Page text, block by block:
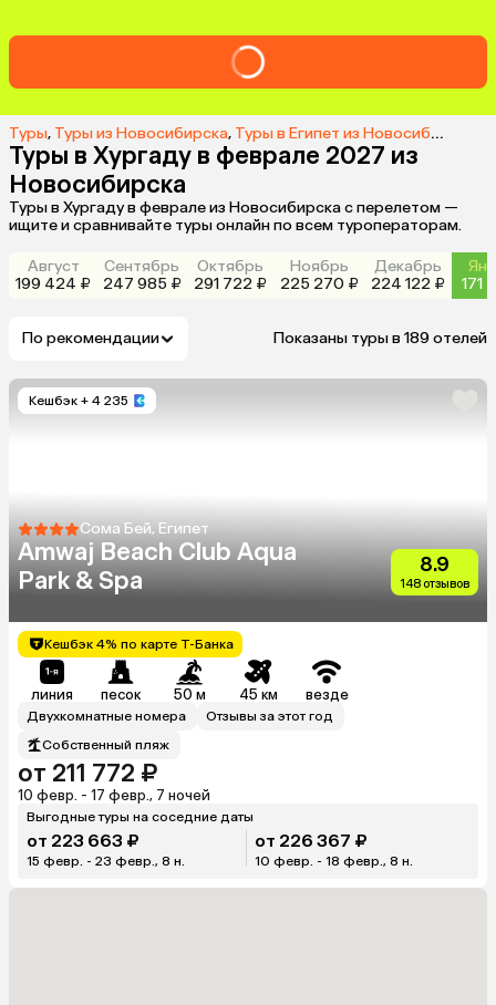
Туры, Туры из Новосибирска, Туры в Египет из Новосибирска
Туры в Хургаду в феврале 2027 из
Новосибирска
Туры в Хургаду в феврале из Новосибирска с перелетом —
ищите и сравнивайте туры онлайн по всем туроператорам.
Август
199 424 ₽
Сентябрь
247 985 ₽
Октябрь
291 722 ₽
Ноябрь
225 270 ₽
Декабрь
224 122 ₽
171
По рекомендации Показаны туры в 189 отелей
Кешбэк + 4 235
Сома Бей, Египет
Amwaj Beach Club Aqua
Park & Spa
8.9
148 отзывов
Кешбэк 4% по карте Т-Банка
линия песок 50 м 45 км везде
Двухкомнатные номера
Отзывы за этот год
Собственный пляж
от 211 772 ₽
10 февр. - 17 февр., 7 ночей
Выгодные туры на соседние даты
от 223 663 ₽
15 февр. - 23 февр., 8 н.
от 226 367 ₽
10 февр. - 18 февр., 8 н.